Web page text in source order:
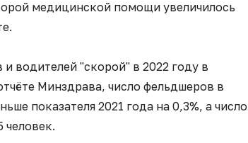
медицинской помощи увеличилось
водителей "скорой" в 2022 году в
Минздрава, число фельдшеров в
показателя 2021 года на 0,3%, а число
человек.